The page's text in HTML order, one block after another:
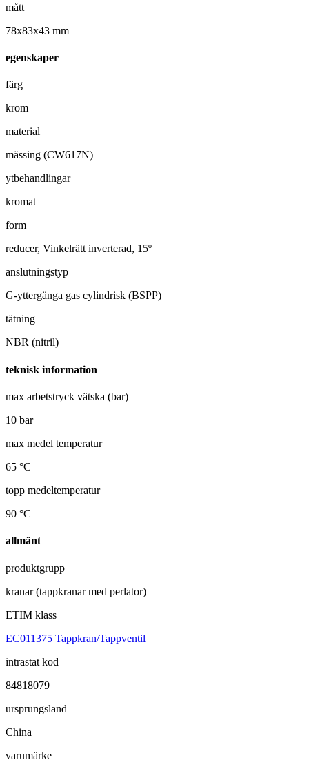
mått
78x83x43 mm
egenskaper
färg
krom
material
mässing (CW617N)
ytbehandlingar
kromat
form
reducer, Vinkelrätt inverterad, 15º
anslutningstyp
G-yttergänga gas cylindrisk (BSPP)
tätning
NBR (nitril)
teknisk information
max arbetstryck vätska (bar)
10 bar
max medel temperatur
65 °C
topp medeltemperatur
90 °C
allmänt
produktgrupp
kranar (tappkranar med perlator)
ETIM klass
EC011375 Tappkran/Tappventil
intrastat kod
84818079
ursprungsland
China
varumärke